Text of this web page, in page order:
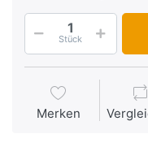
Stück
Merken